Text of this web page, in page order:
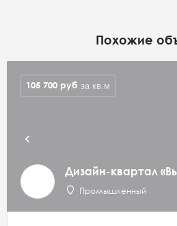
Похожие
Дизайн-квартал
Промышленный
105 700 руб за кв.м